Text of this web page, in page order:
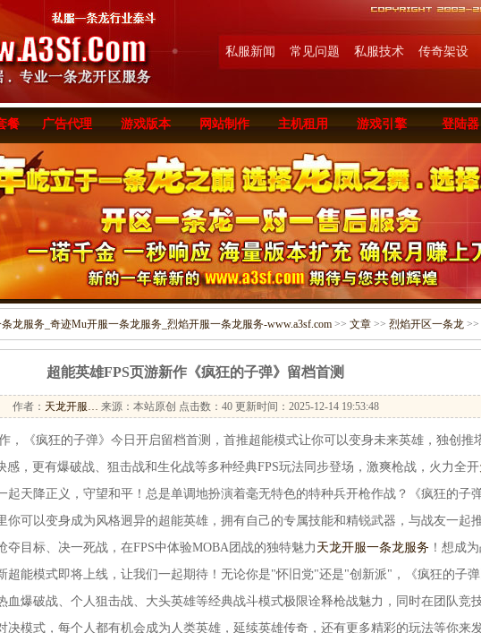
私服新闻 常见问题 私服技术 传奇架设
餐 广告代理 游戏版本 网站制作 主机租用 游戏引擎 登陆器
龙服务_奇迹Mu开服一条龙服务_烈焰开服一条龙服务-www.a3sf.com >> 文章 >> 烈焰开区一条龙 >>
超能英雄FPS页游新作《疯狂的子弹》留档首测
作者： 天龙开服… 来源：本站原创 点击数： 40 更新时间：2025-12-14 19:53:48
《疯狂的子弹》今日开启留档首测，首推超能模式让你可以变身未来英雄，独创推
感，更有爆破战、狙击战和生化战等多种经典FPS玩法同步登场，激爽枪战，火力全开
起天降正义，守望和平！总是单调地扮演着毫无特色的特种兵开枪作战？《疯狂的子
你可以变身成为风格迥异的超能英雄，拥有自己的专属技能和精锐武器，与战友一起
夺目标、决一死战，在FPS中体验MOBA团战的独特魅力 天龙开服一条龙服务 ！想成
超能模式即将上线，让我们一起期待！无论你是"怀旧党"还是"创新派"，《疯狂的子
血爆破战、个人狙击战、大头英雄等经典战斗模式极限诠释枪战魅力，同时在团队竞
决模式，每个人都有机会成为人类英雄，延续英雄传奇，还有更多精彩的玩法等你来发